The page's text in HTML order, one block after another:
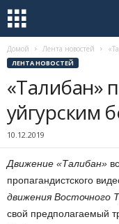
Домой Лента новостей
ЛЕНТА НОВОСТЕЙ
«Талибан»
уйгурским
10.12.2019
Движение «Талибан»
пропагандистского
движения Восточного
свой предполагаемый